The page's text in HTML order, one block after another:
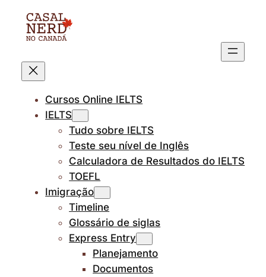
Cursos Online IELTS
IELTS
Tudo sobre IELTS
Teste seu nível de Inglês
Calculadora de Resultados do IELTS
TOEFL
Imigração
Timeline
Glossário de siglas
Express Entry
Planejamento
Documentos